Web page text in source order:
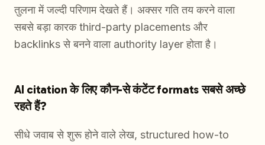
तुलना में जल्दी परिणाम देखते हैं। अक्सर गति तय करने वाला
सबसे बड़ा कारक third-party placements और
backlinks से बनने वाला authority layer होता है।
AI citation के लिए कौन-से कंटेंट formats सबसे अच्छे
रहते हैं?
सीधे जवाब से शुरू होने वाले लेख, structured how-to